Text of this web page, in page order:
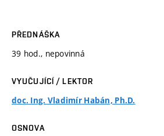
PŘEDNÁŠKA
39 hod., nepovinná
VYUČUJÍCÍ / LEKTOR
doc. Ing. Vladimír Habán, Ph.D.
OSNOVA